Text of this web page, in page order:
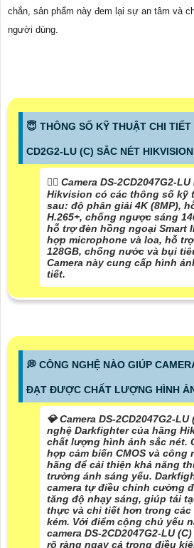
chắn, sản phẩm này đem lại sự an tâm và
người dùng.
😇 THÔNG SỐ KỸ THUẬT CHI TIẾT
CD2G2-LU (C) SẮC NÉT
🙆‍♀️ Camera DS-2CD2047G2-
Hikvision có các thông số kỹ
sau: độ phân giải 4K (8MP),
H.265+, chống ngược sáng
hỗ trợ đèn hồng ngoại Smart
hợp microphone và loa, hỗ
128GB, chống nước và bụi
Camera này cung cấp hình
tiết.
️💭 CÔNG NGHỆ NÀO GIÚP
ĐẠT ĐƯỢC CHẤT LƯỢNG HÌNH
💎 Camera DS-2CD2047G2-
nghệ Darkfighter của hãng
chất lượng hình ảnh sắc nét.
hợp cảm biến CMOS và công
hãng để cải thiện khả năng
trường ánh sáng yếu.
camera tự điều chỉnh cường
tăng độ nhạy sáng, giúp tái
thực và chi tiết hơn trong các
kém. Với điểm cộng chủ yếu
camera DS-2CD2047G2-LU
rõ ràng ngay cả trong điều